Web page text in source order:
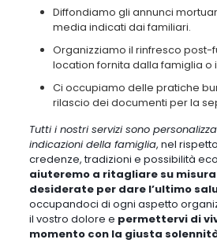
Diffondiamo gli annunci
media indicati dai familiari.
Organizziamo il rinfresco post-
location fornita dalla famiglia o
Ci occupiamo delle pratiche
rilascio dei documenti per la
Tutti i nostri servizi sono
indicazioni della famiglia, nel
credenze, tradizioni e possibilità
aiuteremo a ritagliare su
desiderate per dare l’ultimo
occupandoci di ogni aspetto
il vostro dolore e permettervi di
momento con la giusta